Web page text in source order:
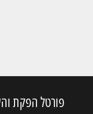
פורטל הפקת